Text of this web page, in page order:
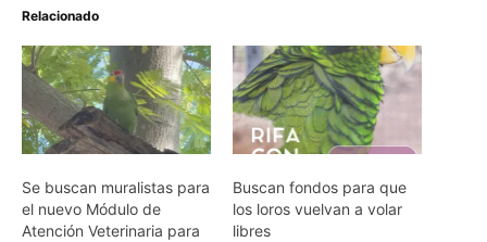
Relacionado
Se buscan muralistas para
el nuevo Módulo de
Atención Veterinaria para
Buscan fondos para que
los loros vuelvan a volar
libres